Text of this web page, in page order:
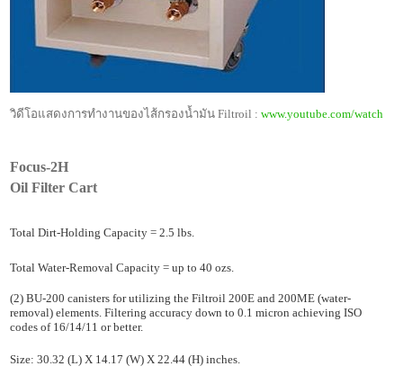
วิดีโอแสดงการทำงานของไส้กรองน้ำมัน Filtroil :www.youtube.com/watch
Focus-2H
Oil Filter Cart
Total Dirt-Holding Capacity = 2.5 lbs.
Total Water-Removal Capacity = up to 40 ozs.
(2) BU-200 canisters for utilizing the Filtroil 200E and 200ME (water-
removal) elements. Filtering accuracy down to 0.1 micron achieving ISO
codes of 16/14/11 or better.
Size: 30.32 (L) X 14.17 (W) X 22.44 (H) inches.